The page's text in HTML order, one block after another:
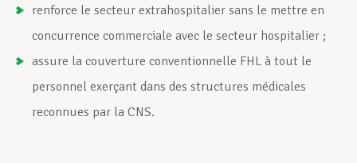
renforce le secteur extrahospitalier sans le mettre en
concurrence commerciale avec le secteur hospitalier ;
assure la couverture conventionnelle FHL à tout le
personnel exerçant dans des structures médicales
reconnues par la CNS.